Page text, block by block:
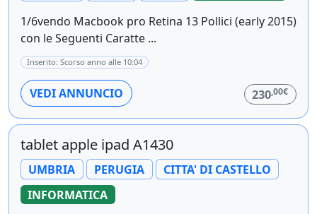
1/6vendo Macbook pro Retina 13 Pollici (early 2015)
con le Seguenti Caratte ...
Inserito: Scorso anno alle 10:04
VEDI ANNUNCIO 230,00€
tablet apple ipad A1430
UMBRIA PERUGIA
CITTA' DI CASTELLO
INFORMATICA